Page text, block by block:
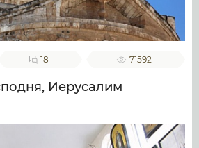
18 71592
Иерусалим